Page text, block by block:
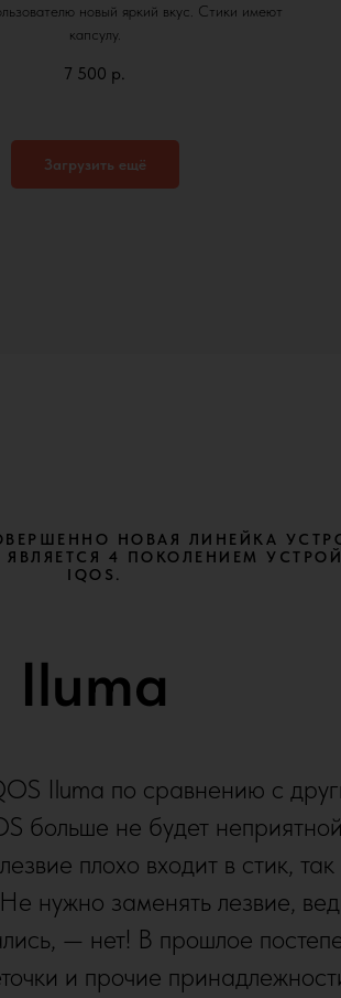
новый яркий вкус. Стики имеют
капсулу.
7 500 р.
Загрузить ещё
НОВАЯ ЛИНЕЙКА
4 ПОКОЛЕНИЕМ
IQOS.
Iluma
Iluma по сравнению с
больше не будет неприятной
плохо входит в стик, так
Не нужно заменять лезвие,
— нет! В прошлое
и прочие